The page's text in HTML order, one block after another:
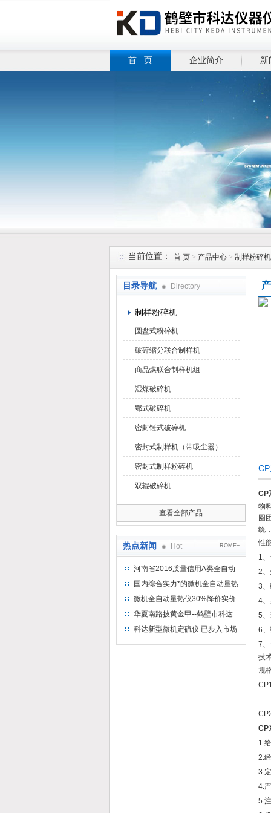
首 页 企业简介 新
当前位置： 首 页 > 产品中心 > 制样粉碎机
目录导航 Directory
制样粉碎机
圆盘式粉碎机
破碎缩分联合制样机
商品煤联合制样机组
湿煤破碎机
鄂式破碎机
密封锤式破碎机
密封式制样机（带吸尘器）
密封式制样粉碎机
双辊破碎机
查看全部产品
热点新闻 Hot ROME+
河南省2016质量信用A类全自动
量热仪
国内综合实力*的微机全自动量热
仪制造企业
微机全自动量热仪30%降价实价
出售
华夏南路披黄金甲--鹤壁市科达
仪器仪表有限公司
科达新型微机定硫仪 已步入市场
CP
物
圆
统
性
1
2、
3、
4、
5、
6、
7、
技
规
CP
1.
2.
3.
4.
5.